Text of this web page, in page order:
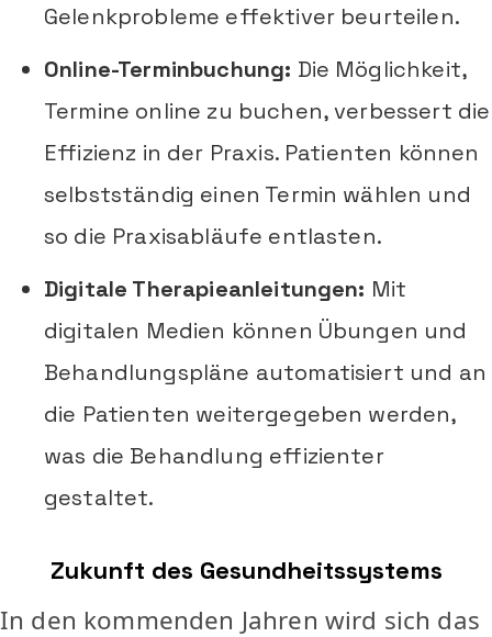
Gelenkprobleme effektiver beurteilen.
Online-Terminbuchung: Die Möglichkeit,
Termine online zu buchen, verbessert die
Effizienz in der Praxis. Patienten können
selbstständig einen Termin wählen und
so die Praxisabläufe entlasten.
Digitale Therapieanleitungen: Mit
digitalen Medien können Übungen und
Behandlungspläne automatisiert und an
die Patienten weitergegeben werden,
was die Behandlung effizienter
gestaltet.
Zukunft des Gesundheitssystems
In den kommenden Jahren wird sich das